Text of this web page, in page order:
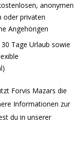
anonymen
oder privaten
Angehörigen
Tage Urlaub sowie
Forvis Mazars die
Informationen zur
du in unserer